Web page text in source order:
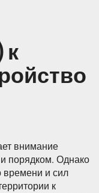
к
внимание
порядком. Однако
времени и сил
к